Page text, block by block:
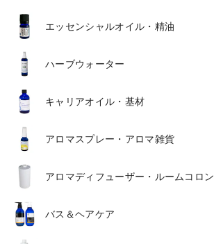
エッセンシャルオイル・精油
ハーブウォーター
キャリアオイル・基材
アロマスプレー・アロマ雑貨
アロマディフューザー・ルームコロン
バス＆ヘアケア